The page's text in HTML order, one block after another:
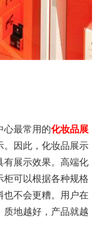
最常用的化妆品展
。因此，化妆品展示
有展示效果。高端化
柜可以根据各种规格
也不会更糟。用户在
质地越好，产品就越